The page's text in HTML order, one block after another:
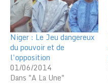
Niger : Le Jeu dangereux
du pouvoir et de
l’opposition
01/06/2014
Dans "A La Une"